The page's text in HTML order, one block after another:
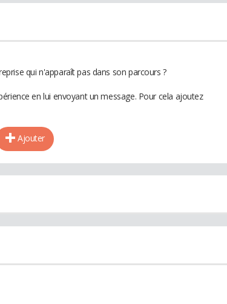
qui n'apparaît pas dans son parcours ?
en lui envoyant un message. Pour cela ajoutez
Ajouter